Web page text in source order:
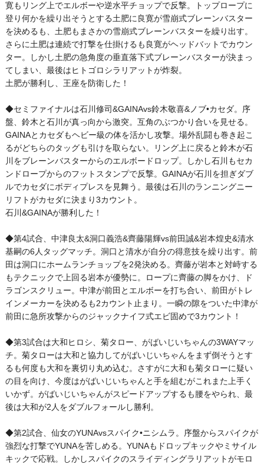
寛もリング上でエルボーや逆水平チョップで反撃。トップロープに
登り何かを繰り出そうとする土肥に良寛が雪崩式ブレーンバスター
を決めるも、土肥もまさかの雪崩式ブレーンバスターを繰り出す。
さらに土肥は連続で打撃を仕掛けるも良寛がヘッドバットでカウン
ター。しかし土肥の急角度の垂直落下式ブレーンバスターが決まっ
てしまい、最後はヒトゴロシラリアットが炸裂。
土肥が勝利し、王座を防衛した！
◆セミファイナルは石川修司&GAINAvs鈴木敬喜&ノブ•カセダ。序
盤、鈴木と石川が真っ向から激突。互角のぶつかり合いを見せる。
GAINAとカセダもヘビー級の体を活かし攻撃。場外乱闘も巻き起こ
るがどちらのタッグも引けを取らない。リング上に戻ると鈴木が石
川をブレーンバスターからのエルボードロップ。しかし石川もセカ
ンドロープからのフットスタンプで反撃。GAINAが石川を担ぎダブ
ルでカセダにボディプレスを見舞う。最後は石川のランニングニー
リフトがカセダに決まり3カウント。
石川&GAINAが勝利した！
◆第4試合、中津良太&洞口義浩&齊藤陽輝vs前田誠&岩本煌史&清水
基嗣の6人タッグマッチ。洞口と清水が自分の得意技を繰り出す。前
田は洞口にホームランチョップを2発決める。齊藤が岩本と対峙する
もテクニックで上回る岩本が優勢に。ロープに齊藤の脚をかけ、ド
ラゴンスクリュー。中津が前田とエルボーを打ち合い、前田がトレ
インメーカーを決めるも2カウント止まり。一瞬の隙をついた中津が
前田に急所攻撃からのジャックナイフ式エビ固めで3カウント！
◆第3試合は大和ヒロシ、菊タロー、がばいじいちゃんの3WAYマッ
チ。菊タローは大和と協力してがばいじいちゃんをまず倒そうとす
るも何度も大和を裏切り丸め込む。さすがに大和も菊タローに疑い
の目を向け、今度はがばいじいちゃんと手を組むがこれまた上手く
いかず。がばいじいちゃんがスピードアップするも腰をやられ、最
後は大和が2人をダブルフォールし勝利。
◆第2試合、仙女のYUNAvsスパイク•ニシムラ。序盤からスパイクが
強烈な打撃でYUNAを苦しめる。YUNAもドロップキックやミサイル
キックで応戦。しかしスパイクのスライディングラリアットがモロ